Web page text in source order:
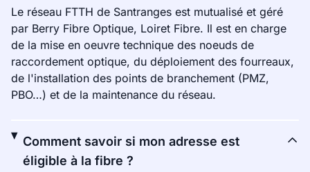
Le réseau FTTH de Santranges est mutualisé et géré
par Berry Fibre Optique, Loiret Fibre. Il est en charge
de la mise en oeuvre technique des noeuds de
raccordement optique, du déploiement des fourreaux,
de l'installation des points de branchement (PMZ,
PBO…) et de la maintenance du réseau.
Comment savoir si mon adresse est
éligible à la fibre ?